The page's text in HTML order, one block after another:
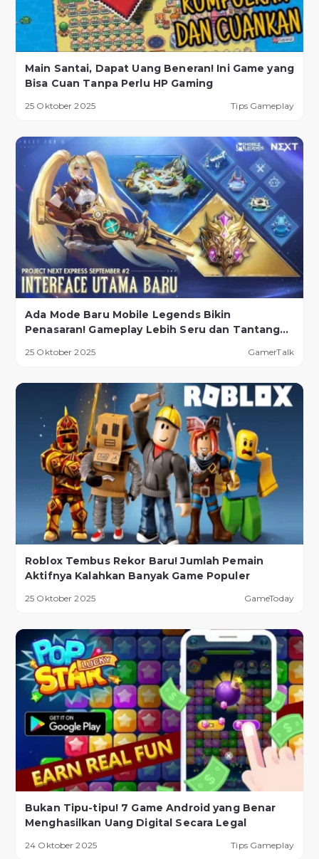
Main Santai, Dapat Uang Beneran! Ini Game yang
Bisa Cuan Tanpa Perlu HP Gaming
25 Oktober 2025 Tips Gameplay
Ada Mode Baru Mobile Legends Bikin
Penasaran! Gameplay Lebih Seru dan Tantangan
25 Oktober 2025 GamerTalk
Roblox Tembus Rekor Baru! Jumlah Pemain
Aktifnya Kalahkan Banyak Game Populer
25 Oktober 2025 GameToday
Bukan Tipu-tipu! 7 Game Android yang Benar
Menghasilkan Uang Digital Secara Legal
24 Oktober 2025 Tips Gameplay